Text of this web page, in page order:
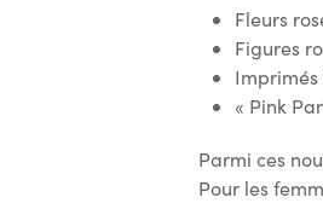
Fleurs
Figures
« Pink
Parmi ces
Pour les